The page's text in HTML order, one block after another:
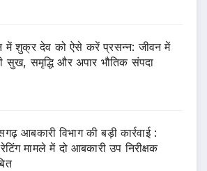
में शुक्र देव को ऐसे करें प्रसन्न: जीवन में
सुख, समृद्धि और अपार भौतिक संपदा
आबकारी विभाग की बड़ी कार्रवाई :
मामले में दो आबकारी उप निरीक्षक